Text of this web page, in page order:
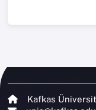
Kafkas